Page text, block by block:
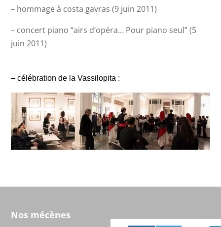
– hommage à costa gavras (9 juin 2011)
– concert piano “airs d’opéra… Pour piano seul” (5
juin 2011)
– célébration de la Vassilopita :
Nos mécènes